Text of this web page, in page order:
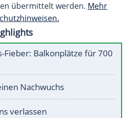
übermittelt werden. Mehr
Fieber: Balkonplätze für 700
Nachwuchs
verlassen